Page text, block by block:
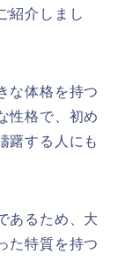
紹介しまし
な体格を持つ
性格で、初め
躇する人にも
あるため、大
た特質を持つ